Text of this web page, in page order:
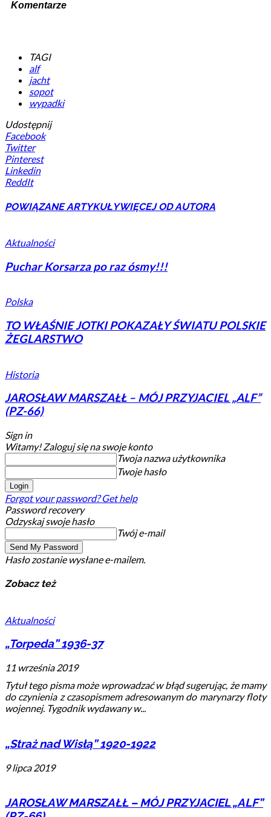
Komentarze
TAGI
alf
jacht
sopot
wypadki
Udostępnij
Facebook
Twitter
Pinterest
Linkedin
ReddIt
POWIĄZANE ARTYKUŁYWIĘCEJ OD AUTORA
Aktualności
Puchar Korsarza po raz ósmy!!!
Polska
TO WŁAŚNIE JOTKI POKAZAŁY ŚWIATU POLSKIE
ŻEGLARSTWO
Historia
JAROSŁAW MARSZAŁŁ – MÓJ PRZYJACIEL „ALF”
(PZ-66)
Sign in
Witamy! Zaloguj się na swoje konto
Twoja nazwa użytkownika
Twoje hasło
Forgot your password? Get help
Password recovery
Odzyskaj swoje hasło
Twój e-mail
Hasło zostanie wysłane e-mailem.
Zobacz też
Aktualności
„Torpeda” 1936-37
11 września 2019
Tytuł tego pisma może wprowadzać w błąd sugerując, że mamy
do czynienia z czasopismem adresowanym do marynarzy floty
wojennej. Tygodnik wydawany w...
„Straż nad Wisłą” 1920-1922
9 lipca 2019
JAROSŁAW MARSZAŁŁ – MÓJ PRZYJACIEL „ALF”